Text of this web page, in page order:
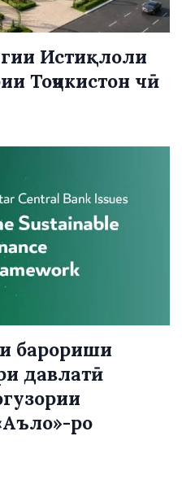
Истиқлоли
Тоҷикистон чӣ
барориши
давлатӣ
ро